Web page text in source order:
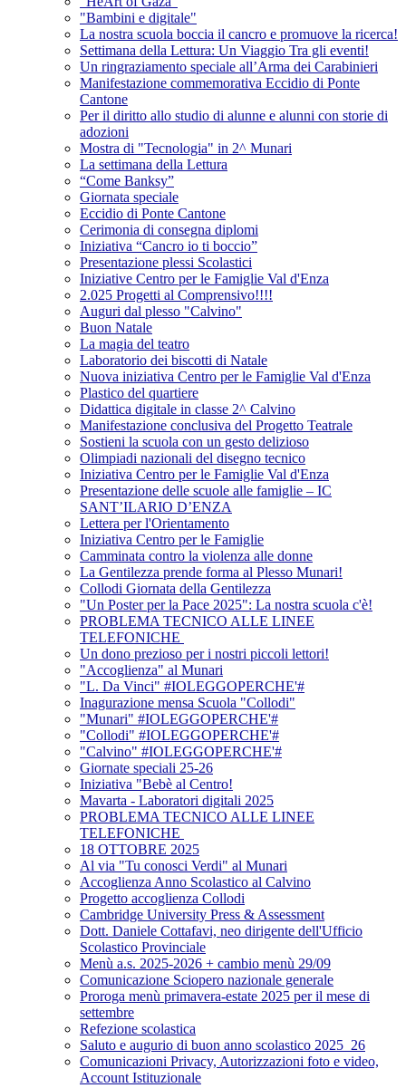
"Bambini e digitale"
La nostra scuola boccia il cancro e promuove la ricerca!
Settimana della Lettura: Un Viaggio Tra gli eventi!
Un ringraziamento speciale all’Arma dei Carabinieri
Manifestazione commemorativa Eccidio di Ponte
Cantone
Per il diritto allo studio di alunne e alunni con storie di
adozioni
Mostra di "Tecnologia" in 2^ Munari
La settimana della Lettura
“Come Banksy”
Giornata speciale
Eccidio di Ponte Cantone
Cerimonia di consegna diplomi
Iniziativa “Cancro io ti boccio”
Presentazione plessi Scolastici
Iniziative Centro per le Famiglie Val d'Enza
2.025 Progetti al Comprensivo!!!!
Auguri dal plesso "Calvino"
Buon Natale
La magia del teatro
Laboratorio dei biscotti di Natale
Nuova iniziativa Centro per le Famiglie Val d'Enza
Plastico del quartiere
Didattica digitale in classe 2^ Calvino
Manifestazione conclusiva del Progetto Teatrale
Sostieni la scuola con un gesto delizioso
Olimpiadi nazionali del disegno tecnico
Iniziativa Centro per le Famiglie Val d'Enza
Presentazione delle scuole alle famiglie – IC
SANT’ILARIO D’ENZA
Lettera per l'Orientamento
Iniziativa Centro per le Famiglie
Camminata contro la violenza alle donne
La Gentilezza prende forma al Plesso Munari!
Collodi Giornata della Gentilezza
"Un Poster per la Pace 2025": La nostra scuola c'è!
PROBLEMA TECNICO ALLE LINEE
TELEFONICHE
Un dono prezioso per i nostri piccoli lettori!
"Accoglienza" al Munari
"L. Da Vinci" #IOLEGGOPERCHE'#
Inagurazione mensa Scuola "Collodi"
"Munari" #IOLEGGOPERCHE'#
"Collodi" #IOLEGGOPERCHE'#
"Calvino" #IOLEGGOPERCHE'#
Giornate speciali 25-26
Iniziativa "Bebè al Centro!
Mavarta - Laboratori digitali 2025
PROBLEMA TECNICO ALLE LINEE
TELEFONICHE
18 OTTOBRE 2025
Al via "Tu conosci Verdi" al Munari
Accoglienza Anno Scolastico al Calvino
Progetto accoglienza Collodi
Cambridge University Press & Assessment
Dott. Daniele Cottafavi, neo dirigente dell'Ufficio
Scolastico Provinciale
Menù a.s. 2025-2026 + cambio menù 29/09
Comunicazione Sciopero nazionale generale
Proroga menù primavera-estate 2025 per il mese di
settembre
Refezione scolastica
Saluto e augurio di buon anno scolastico 2025_26
Comunicazioni Privacy, Autorizzazioni foto e video,
Account Istituzionale